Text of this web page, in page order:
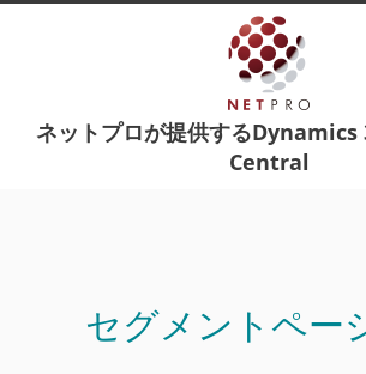
ネットプロが提供する
Central
セグメントペー